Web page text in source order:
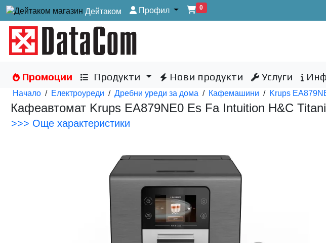
Дейтаком Профил 0
Промоции Продукти Нови продукти Услуги
Начало / Електроуреди / Дребни уреди за дома / Кафемашини / Krups
Кафеавтомат Krups EA879NE0 Es Fa Intuition H&C
>>> Още характеристики